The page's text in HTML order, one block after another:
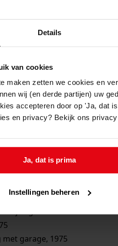
Details
van cookies
maken zetten we cookies en
wij (en derde partijen) uw
accepteren door op 'Ja, dat
en privacy? Bekijk ons
Ja, dat is prima
Instellingen beheren
1976
garage, 1975